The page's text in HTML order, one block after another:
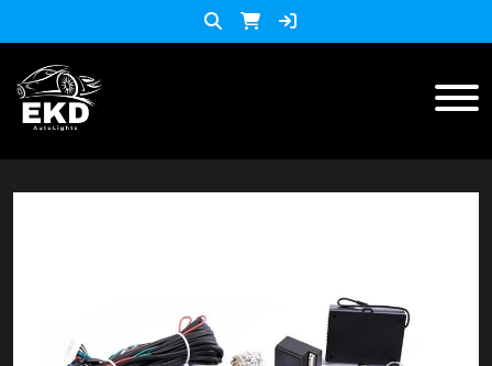
accesorios para celulares